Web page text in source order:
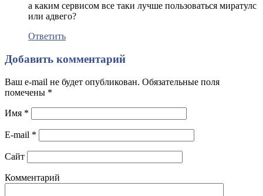
а каким сервисом все таки лучше пользоваться миратулс
или адвего?
Ответить
Добавить комментарий
Ваш e-mail не будет опубликован. Обязательные поля
помечены *
Имя *
E-mail *
Сайт
Комментарий